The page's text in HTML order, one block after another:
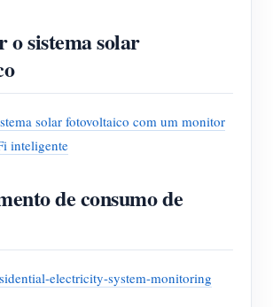
sistema solar
solar fotovoltaico com um monitor
inteligente
de consumo de
electricity-system-monitoring